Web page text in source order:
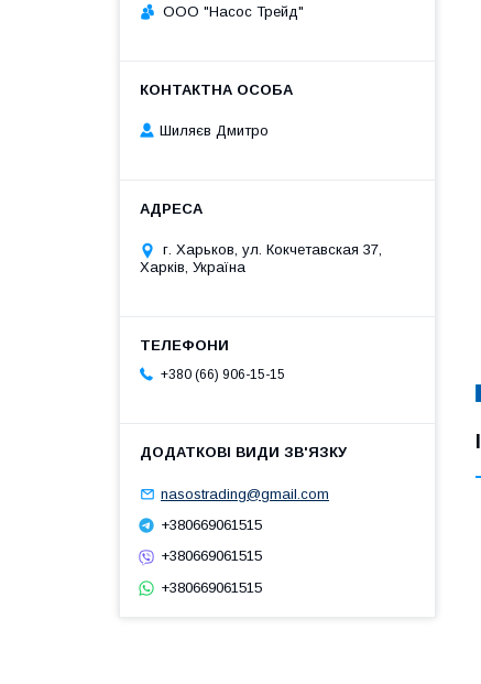
ООО "Насос Трейд"
Шиляєв Дмитро
г. Харьков, ул. Кокчетавская 37,
Харків, Україна
+380 (66) 906-15-15
nasostrading@gmail.com
+380669061515
+380669061515
+380669061515